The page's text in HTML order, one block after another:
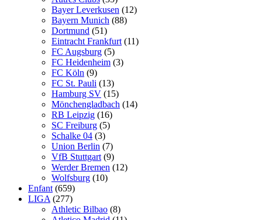
Bayer Leverkusen (12)
Bayern Munich (88)
Dortmund (51)
Eintracht Frankfurt (11)
FC Augsburg (5)
FC Heidenheim (3)
FC Köln (9)
FC St. Pauli (13)
Hamburg SV (15)
Mönchengladbach (14)
RB Leipzig (16)
SC Freiburg (5)
Schalke 04 (3)
Union Berlin (7)
VfB Stuttgart (9)
Werder Bremen (12)
Wolfsburg (10)
Enfant (659)
LIGA (277)
Athletic Bilbao (8)